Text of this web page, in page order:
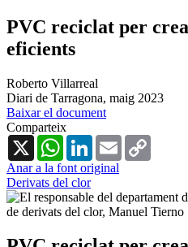
PVC reciclat per
eficients
Roberto Villarreal
Diari de Tarragona, maig 2023
Baixar el document
Comparteix
X
WhatsAppLinkedInEmail
Anar a la font original
Derivats del clor